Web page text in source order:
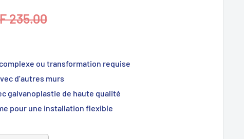
235.00
ou transformation requise
d’autres murs
galvanoplastie de haute qualité
pour une installation flexible